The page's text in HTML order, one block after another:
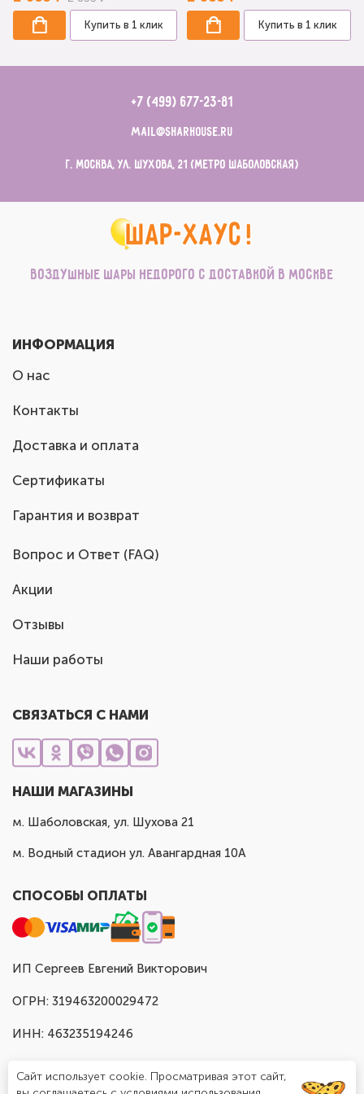
Купить в 1 клик Купить в 1 клик
+7 (499) 677-23-81
mail@sharhouse.ru
г. Москва, ул. Шухова, 21 (метро Шаболовская)
Воздушные шары недорого с доставкой в Москве
ИНФОРМАЦИЯ
О нас
Контакты
Доставка и оплата
Сертификаты
Гарантия и возврат
Вопрос и Ответ (FAQ)
Акции
Отзывы
Наши работы
СВЯЗАТЬСЯ С НАМИ
НАШИ МАГАЗИНЫ
м. Шаболовская, ул. Шухова 21
м. Водный стадион ул. Авангардная 10А
СПОСОБЫ ОПЛАТЫ
ИП Сергеев Евгений Викторович
ОГРН: 319463200029472
ИНН: 463235194246
Сайт использует cookie. Просматривая этот сайт,